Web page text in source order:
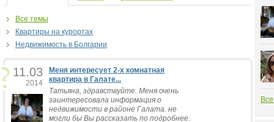
Все темы
Квартиры на курортах
Недвижимость в Болгарии
11.03
2014
Меня интересует 2-х комнатная
квартира в Галате...
Татьяна, здравствуйте. Меня очень
заинтересовала информация о
недвижимости в районе Галата. не
могли бы Вы рассказать по подробнее.